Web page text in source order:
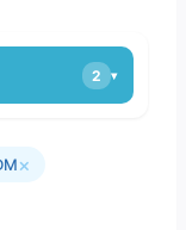
2 ▾
×